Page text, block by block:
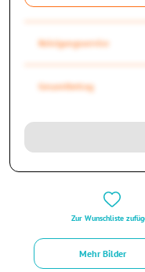
Reinigungsservice
Gesamtbetrag
Zur Wunschliste
Mehr Bilder